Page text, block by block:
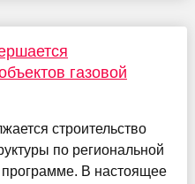
газовой
строительство
по региональной
В настоящее